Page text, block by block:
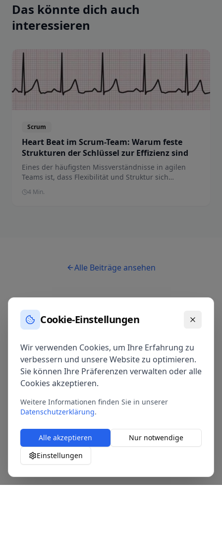
Das könnte dich auch
interessieren
Scrum
Heart Beat im Scrum-Team: Warum feste
Strukturen der Schlüssel zur Effizienz sind
Eines der häufigsten Missverständnisse in agilen
Teams ist, dass Flexibilität und Struktur sich
ausschliessen. Teams mühen sich mit chaotischen
Sprints ab und suchen die Ursache in den
4 Min.
Alle Beiträge ansehen
Cookie-Einstellungen
Wir verwenden Cookies, um Ihre Erfahrung zu
verbessern und unsere Website zu optimieren.
Sie können Ihre Präferenzen verwalten oder alle
Cookies akzeptieren.
Weitere Informationen finden Sie in unserer
Datenschutzerklärung.
Alle akzeptieren
Nur notwendige
Einstellungen